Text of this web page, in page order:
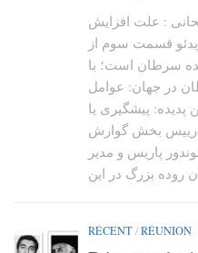
: علت افزایش
قسمت سوم از
سرطان است؛ با
در جهان: عوامل
پدیده: پیشگیری یا
رییس بخش گوارش
پاریس و مدیر
RÉCENT/RÉUNION